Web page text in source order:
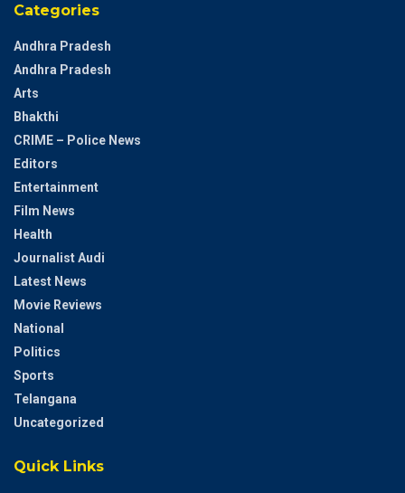
Categories
Andhra Pradesh
Andhra Pradesh
Arts
Bhakthi
CRIME – Police News
Editors
Entertainment
Film News
Health
Journalist Audi
Latest News
Movie Reviews
National
Politics
Sports
Telangana
Uncategorized
Quick Links